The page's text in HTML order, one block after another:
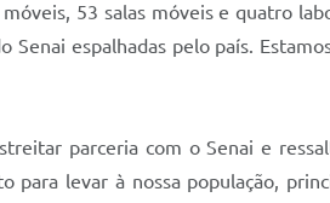
53 salas móveis e quatro
espalhadas pelo país.
parceria com o Senai e
para levar à nossa população,